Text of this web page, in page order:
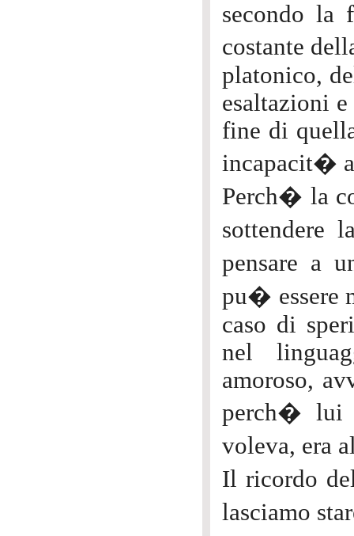
secondo la
costante
platonico,
esaltazioni
fine di
incapacit�
Perch� la
sottendere
pensare a
pu� essere
caso di
nel
amoroso,
perch� lui
voleva, era
Il ricordo
lasciamo